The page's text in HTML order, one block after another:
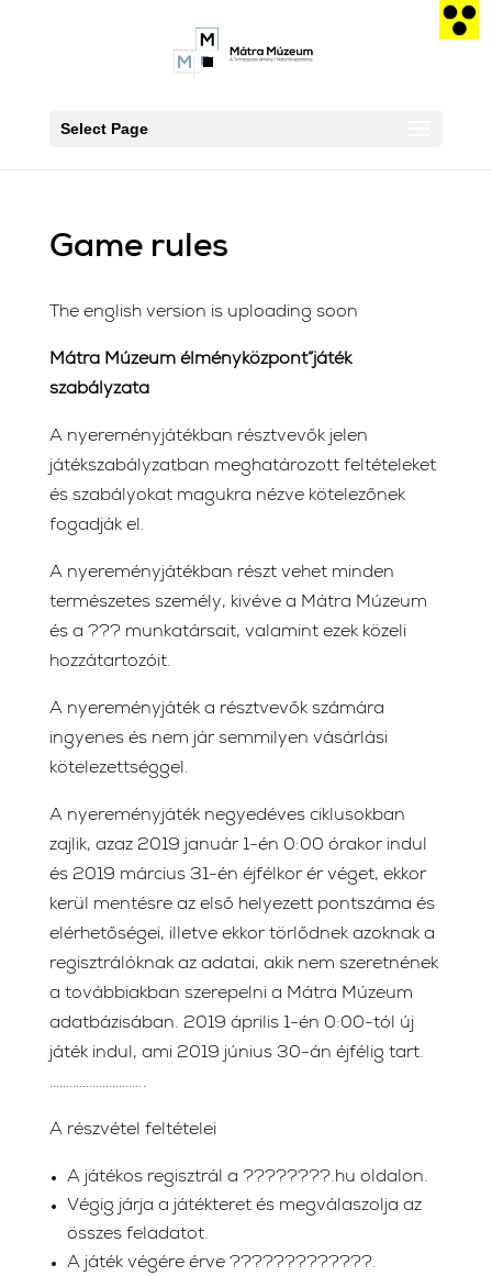
Select Page
Game rules
The english version is uploading soon
Mátra Múzeum élményközpont”játék
szabályzata
A nyereményjátékban résztvevők jelen
játékszabályzatban meghatározott feltételeket
és szabályokat magukra nézve kötelezőnek
fogadják el.
A nyereményjátékban részt vehet minden
természetes személy, kivéve a Mátra Múzeum
és a ??? munkatársait, valamint ezek közeli
hozzátartozóit.
A nyereményjáték a résztvevők számára
ingyenes és nem jár semmilyen vásárlási
kötelezettséggel.
A nyereményjáték negyedéves ciklusokban
zajlik, azaz 2019 január 1-én 0:00 órakor indul
és 2019 március 31-én éjfélkor ér véget, ekkor
kerül mentésre az első helyezett pontszáma és
elérhetőségei, illetve ekkor törlődnek azoknak a
regisztrálóknak az adatai, akik nem szeretnének
a továbbiakban szerepelni a Mátra Múzeum
adatbázisában. 2019 április 1-én 0:00-tól új
játék indul, ami 2019 június 30-án éjfélig tart.
………………………..
A részvétel feltételei
A játékos regisztrál a ????????.hu oldalon.
Végig járja a játékteret és megválaszolja az
összes feladatot.
A játék végére érve ?????????????.